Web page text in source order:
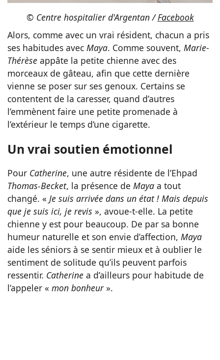
© Centre hospitalier d'Argentan /Facebook
Alors, comme avec un vrai résident, chacun a pris
ses habitudes avec Maya. Comme souvent, Marie-
Thérèse appâte la petite chienne avec des
morceaux de gâteau, afin que cette dernière
vienne se poser sur ses genoux. Certains se
contentent de la caresser, quand d’autres
l’emmènent faire une petite promenade à
l’extérieur le temps d’une cigarette.
Un vrai soutien émotionnel
Pour Catherine, une autre résidente de l’Ehpad
Thomas-Becket, la présence de Maya a tout
changé. « Je suis arrivée dans un état ! Mais depuis
que je suis ici, je revis », avoue-t-elle. La petite
chienne y est pour beaucoup. De par sa bonne
humeur naturelle et son envie d’affection, Maya
aide les séniors à se sentir mieux et à oublier le
sentiment de solitude qu’ils peuvent parfois
ressentir. Catherine a d’ailleurs pour habitude de
l’appeler « mon bonheur».